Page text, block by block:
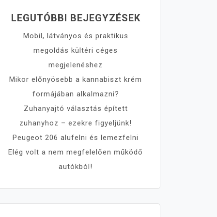
LEGUTÓBBI BEJEGYZÉSEK
Mobil, látványos és praktikus
megoldás kültéri céges
megjelenéshez
Mikor előnyösebb a kannabiszt krém
formájában alkalmazni?
Zuhanyajtó választás épített
zuhanyhoz – ezekre figyeljünk!
Peugeot 206 alufelni és lemezfelni
Elég volt a nem megfelelően működő
autókból!